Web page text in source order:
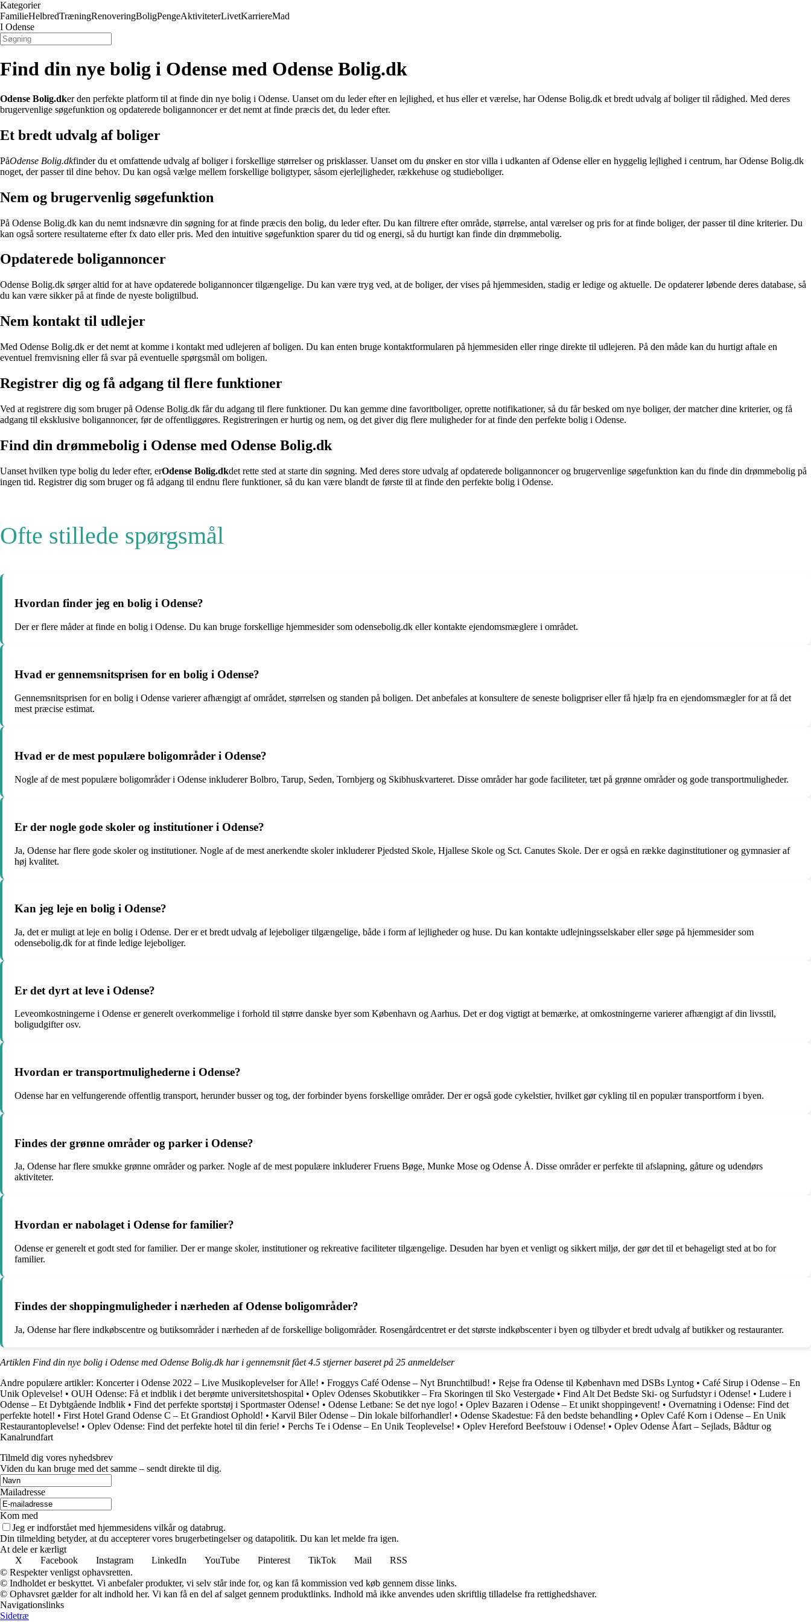
Kategorier
FamilieHelbredTræningRenoveringBoligPengeAktiviteterLivetKarriereMad
I Odense
Find din nye bolig i Odense med Odense Bolig.dk
Odense Bolig.dker den perfekte platform til at finde din nye bolig i Odense. Uanset om du leder efter en lejlighed, et hus eller et værelse, har Odense Bolig.dk et bredt udvalg af boliger til rådighed. Med deres
brugervenlige søgefunktion og opdaterede boligannoncer er det nemt at finde præcis det, du leder efter.
Et bredt udvalg af boliger
PåOdense Bolig.dkfinder du et omfattende udvalg af boliger i forskellige størrelser og prisklasser. Uanset om du ønsker en stor villa i udkanten af Odense eller en hyggelig lejlighed i centrum, har Odense Bolig.dk
noget, der passer til dine behov. Du kan også vælge mellem forskellige boligtyper, såsom ejerlejligheder, rækkehuse og studieboliger.
Nem og brugervenlig søgefunktion
På Odense Bolig.dk kan du nemt indsnævre din søgning for at finde præcis den bolig, du leder efter. Du kan filtrere efter område, størrelse, antal værelser og pris for at finde boliger, der passer til dine kriterier. Du
kan også sortere resultaterne efter fx dato eller pris. Med den intuitive søgefunktion sparer du tid og energi, så du hurtigt kan finde din drømmebolig.
Opdaterede boligannoncer
Odense Bolig.dk sørger altid for at have opdaterede boligannoncer tilgængelige. Du kan være tryg ved, at de boliger, der vises på hjemmesiden, stadig er ledige og aktuelle. De opdaterer løbende deres database, så
du kan være sikker på at finde de nyeste boligtilbud.
Nem kontakt til udlejer
Med Odense Bolig.dk er det nemt at komme i kontakt med udlejeren af boligen. Du kan enten bruge kontaktformularen på hjemmesiden eller ringe direkte til udlejeren. På den måde kan du hurtigt aftale en
eventuel fremvisning eller få svar på eventuelle spørgsmål om boligen.
Registrer dig og få adgang til flere funktioner
Ved at registrere dig som bruger på Odense Bolig.dk får du adgang til flere funktioner. Du kan gemme dine favoritboliger, oprette notifikationer, så du får besked om nye boliger, der matcher dine kriterier, og få
adgang til eksklusive boligannoncer, før de offentliggøres. Registreringen er hurtig og nem, og det giver dig flere muligheder for at finde den perfekte bolig i Odense.
Find din drømmebolig i Odense med Odense Bolig.dk
Uanset hvilken type bolig du leder efter, erOdense Bolig.dkdet rette sted at starte din søgning. Med deres store udvalg af opdaterede boligannoncer og brugervenlige søgefunktion kan du finde din drømmebolig på
ingen tid. Registrer dig som bruger og få adgang til endnu flere funktioner, så du kan være blandt de første til at finde den perfekte bolig i Odense.
Ofte stillede spørgsmål
Hvordan finder jeg en bolig i Odense?
Der er flere måder at finde en bolig i Odense. Du kan bruge forskellige hjemmesider som odensebolig.dk eller kontakte ejendomsmæglere i området.
Hvad er gennemsnitsprisen for en bolig i Odense?
Gennemsnitsprisen for en bolig i Odense varierer afhængigt af området, størrelsen og standen på boligen. Det anbefales at konsultere de seneste boligpriser eller få hjælp fra en ejendomsmægler for at få det
mest præcise estimat.
Hvad er de mest populære boligområder i Odense?
Nogle af de mest populære boligområder i Odense inkluderer Bolbro, Tarup, Seden, Tornbjerg og Skibhuskvarteret. Disse områder har gode faciliteter, tæt på grønne områder og gode transportmuligheder.
Er der nogle gode skoler og institutioner i Odense?
Ja, Odense har flere gode skoler og institutioner. Nogle af de mest anerkendte skoler inkluderer Pjedsted Skole, Hjallese Skole og Sct. Canutes Skole. Der er også en række daginstitutioner og gymnasier af
høj kvalitet.
Kan jeg leje en bolig i Odense?
Ja, det er muligt at leje en bolig i Odense. Der er et bredt udvalg af lejeboliger tilgængelige, både i form af lejligheder og huse. Du kan kontakte udlejningsselskaber eller søge på hjemmesider som
odensebolig.dk for at finde ledige lejeboliger.
Er det dyrt at leve i Odense?
Leveomkostningerne i Odense er generelt overkommelige i forhold til større danske byer som København og Aarhus. Det er dog vigtigt at bemærke, at omkostningerne varierer afhængigt af din livsstil,
boligudgifter osv.
Hvordan er transportmulighederne i Odense?
Odense har en velfungerende offentlig transport, herunder busser og tog, der forbinder byens forskellige områder. Der er også gode cykelstier, hvilket gør cykling til en populær transportform i byen.
Findes der grønne områder og parker i Odense?
Ja, Odense har flere smukke grønne områder og parker. Nogle af de mest populære inkluderer Fruens Bøge, Munke Mose og Odense Å. Disse områder er perfekte til afslapning, gåture og udendørs
aktiviteter.
Hvordan er nabolaget i Odense for familier?
Odense er generelt et godt sted for familier. Der er mange skoler, institutioner og rekreative faciliteter tilgængelige. Desuden har byen et venligt og sikkert miljø, der gør det til et behageligt sted at bo for
familier.
Findes der shoppingmuligheder i nærheden af Odense boligområder?
Ja, Odense har flere indkøbscentre og butiksområder i nærheden af de forskellige boligområder. Rosengårdcentret er det største indkøbscenter i byen og tilbyder et bredt udvalg af butikker og restauranter.
Artiklen Find din nye bolig i Odense med Odense Bolig.dk har i gennemsnit fået4.5 stjerner baseret på 25 anmeldelser
Andre populære artikler: Koncerter i Odense 2022 – Live Musikoplevelser for Alle! • Froggys Café Odense – Nyt Brunchtilbud! • Rejse fra Odense til København med DSBs Lyntog • Café Sirup i Odense – En
Unik Oplevelse! • OUH Odense: Få et indblik i det berømte universitetshospital • Oplev Odenses Skobutikker – Fra Skoringen til Sko Vestergade • Find Alt Det Bedste Ski- og Surfudstyr i Odense! • Ludere i
Odense – Et Dybtgående Indblik • Find det perfekte sportstøj i Sportmaster Odense! • Odense Letbane: Se det nye logo! • Oplev Bazaren i Odense – Et unikt shoppingevent! • Overnatning i Odense: Find det
perfekte hotel! • First Hotel Grand Odense C – Et Grandiost Ophold! • Karvil Biler Odense – Din lokale bilforhandler! • Odense Skadestue: Få den bedste behandling • Oplev Café Korn i Odense – En Unik
Restaurantoplevelse! • Oplev Odense: Find det perfekte hotel til din ferie! • Perchs Te i Odense – En Unik Teoplevelse! • Oplev Hereford Beefstouw i Odense! • Oplev Odense Åfart – Sejlads, Bådtur og
Kanalrundfart
Tilmeld dig vores nyhedsbrev
Viden du kan bruge med det samme – sendt direkte til dig.
Mailadresse
Kom med
Jeg er indforstået med hjemmesidens vilkår og databrug.
Din tilmelding betyder, at du accepterer vores brugerbetingelser og datapolitik. Du kan let melde fra igen.
At dele er kærligt
X
Facebook Instagram LinkedIn YouTube Pinterest TikTok Mail
RSS
© Respekter venligst ophavsretten.
© Indholdet er beskyttet. Vi anbefaler produkter, vi selv står inde for, og kan få kommission ved køb gennem disse links.
© Ophavsret gælder for alt indhold her. Vi kan få en del af salget gennem produktlinks. Indhold må ikke anvendes uden skriftlig tilladelse fra rettighedshaver.
Navigationslinks
Sidetræ